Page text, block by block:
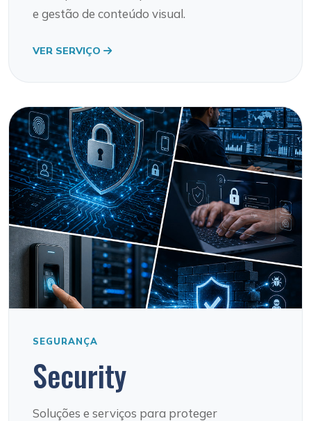
e gestão de conteúdo visual.
VER SERVIÇO
SEGURANÇA
Security
Soluções e serviços para proteger